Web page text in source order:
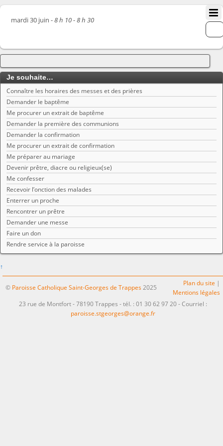
mardi 30 juin -8 h 10 - 8 h 30
Je souhaite…
Connaître les horaires des messes et des prières
Demander le baptême
Me procurer un extrait de baptême
Demander la première des communions
Demander la confirmation
Me procurer un extrait de confirmation
Me préparer au mariage
Devenir prêtre, diacre ou religieux(se)
Me confesser
Recevoir l’onction des malades
Enterrer un proche
Rencontrer un prêtre
Demander une messe
Faire un don
Rendre service à la paroisse
↑
© Paroisse Catholique Saint-Georges de Trappes 2025
Plan du site |
Mentions légales
23 rue de Montfort - 78190 Trappes - tél. : 01 30 62 97 20 - Courriel :
paroisse.stgeorges@orange.fr